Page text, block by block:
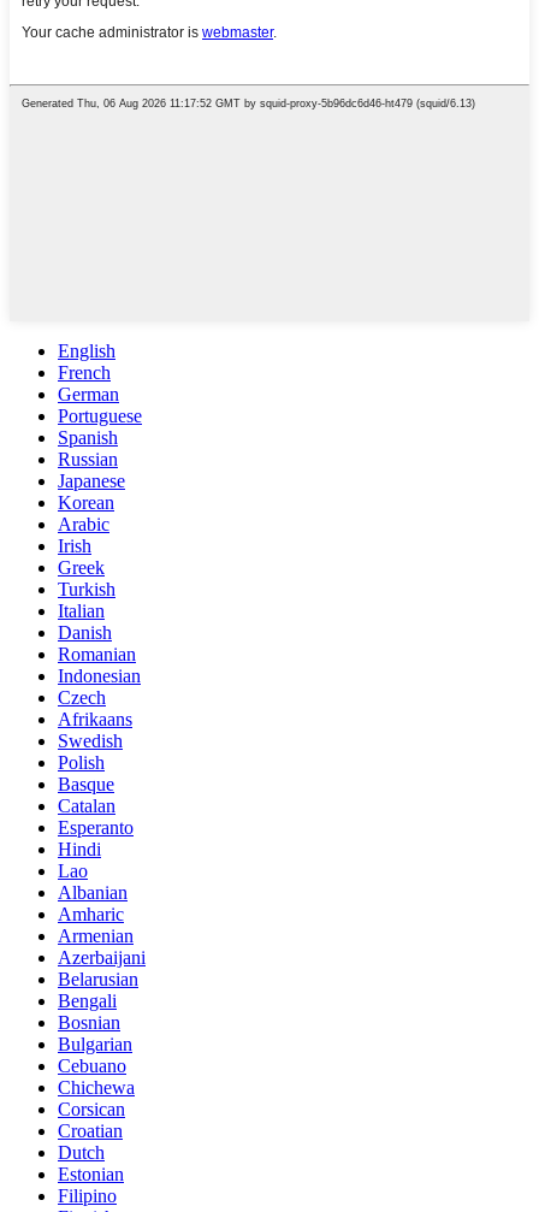
English
French
German
Portuguese
Spanish
Russian
Japanese
Korean
Arabic
Irish
Greek
Turkish
Italian
Danish
Romanian
Indonesian
Czech
Afrikaans
Swedish
Polish
Basque
Catalan
Esperanto
Hindi
Lao
Albanian
Amharic
Armenian
Azerbaijani
Belarusian
Bengali
Bosnian
Bulgarian
Cebuano
Chichewa
Corsican
Croatian
Dutch
Estonian
Filipino